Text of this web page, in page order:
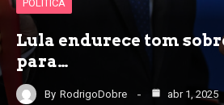
POLÍTICA
Lula endurece tom
para…
By RodrigoDobre abr 1, 2025